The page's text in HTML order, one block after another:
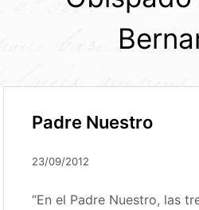
Padre Nuestro
23/09/2012
“En el Padre Nuestro, las